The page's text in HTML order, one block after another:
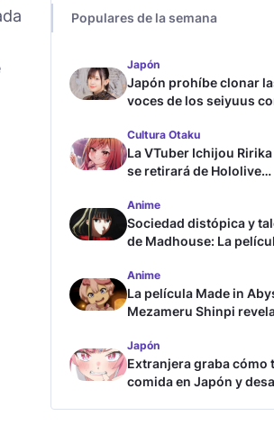
Populares de la semana
Japón
Japón prohíbe clonar
voces de los seiyuus
Cultura Otaku
La VTuber Ichijou
se retirará de Hololive
Anime
Sociedad distópica y
de Madhouse: La
tráiler
Anime
La película Made in
Mezameru Shinpi
Japón
Extranjera graba cómo
comida en Japón y